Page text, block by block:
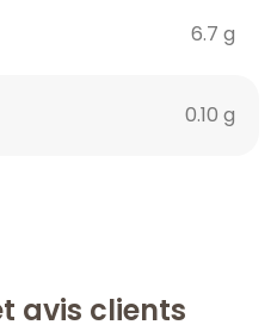
6.7 g
0.10 g
avis clients